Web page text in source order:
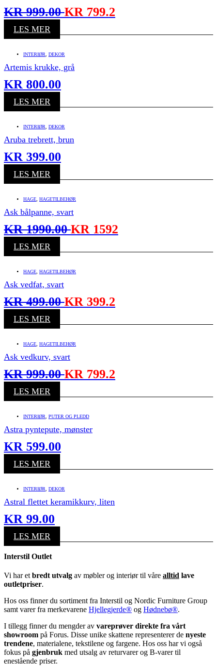
KR999.00KR 799.2
LES MER
INTERIØR DEKOR
Artemis krukke, grå
KR 800.00
LES MER
INTERIØR DEKOR
Aruba trebrett, brun
KR 399.00
LES MER
HAGE HAGETILBEHØR
Ask bålpanne, svart
KR1990.00KR 1592
LES MER
HAGE HAGETILBEHØR
Ask vedfat, svart
KR499.00KR 399.2
LES MER
HAGE HAGETILBEHØR
Ask vedkurv, svart
KR999.00KR 799.2
LES MER
INTERIØR PUTER OG PLEDD
Astra pyntepute, mønster
KR 599.00
LES MER
INTERIØR DEKOR
Astral flettet keramikkurv, liten
KR 99.00
LES MER
Interstil Outlet
Vi har et bredt utvalg av møbler og interiør til våre alltid lave
outletpriser.
Hos oss finner du sortiment fra Interstil og Nordic Furniture Group
samt varer fra merkevarene Hjellegjerde® og Hødnebø®.
I tillegg finner du mengder av vareprøver direkte fra vårt
showroom på Forus. Disse unike skattene representerer de nyeste
trendene, materialene, tekstilene og fargene. Hos oss har vi også
fokus på gjenbruk med utsalg av returvarer og B-varer til
enestående priser.